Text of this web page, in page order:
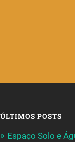
ÚLTIMOS POSTS
Espaço Solo e